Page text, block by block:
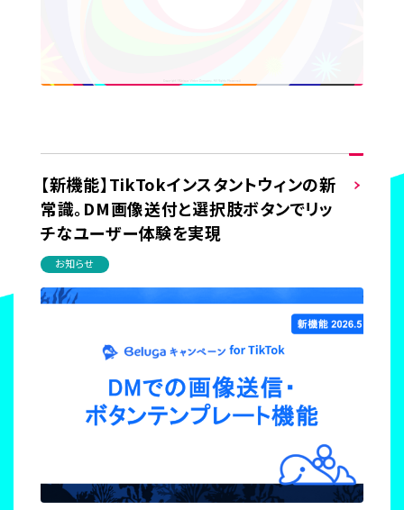
【新機能】TikTokインスタントウィンの新
常識。DM画像送付と選択肢ボタンでリッ
チなユーザー体験を実現
お知らせ